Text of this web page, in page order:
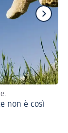
non è così